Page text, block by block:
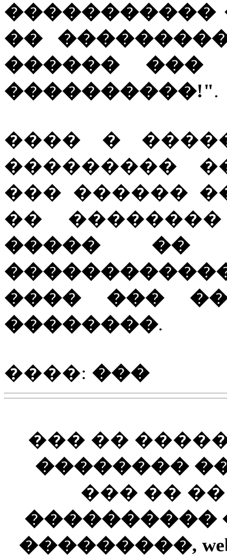
�����������
��
������ ���
����������!".
���� �
���������
��� ������
��
����� ��
���� ���
��������.
����: ���
��� ��
��������
��� ��
����������
���������,